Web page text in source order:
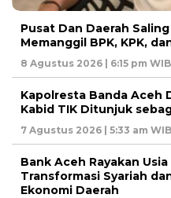
Pusat Dan Daerah
Memanggil BPK, KPK,
8 Agustus 2026 | 6:15 pm WIB
Kapolresta Banda Aceh
Kabid TIK Ditunjuk
7 Agustus 2026 | 5:33 am WIB
Bank Aceh Rayakan
Transformasi Syariah
Ekonomi Daerah